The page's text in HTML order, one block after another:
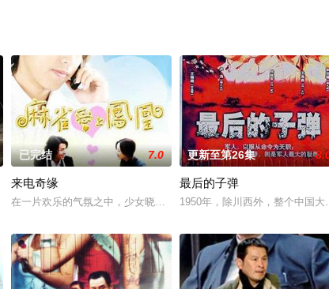
黄志忠饰）为了打败10年前在期货厮杀中逼死自己父亲的博时公司董
于震 饰）、于明辉（于震 饰）投笔从戎。明辉后来参加了中共游击队
已完结 7.0
来电奇缘
在一片欢乐的气氛之中，少女晓彤（李小璐 饰）的婚礼即将举行，
更新至第26集
最后的子弹
1950年，除川西外，整个中国